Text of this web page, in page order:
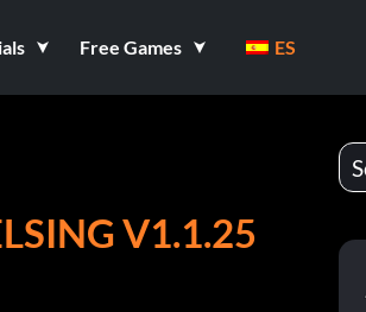
Free Games ES
V1.1.25